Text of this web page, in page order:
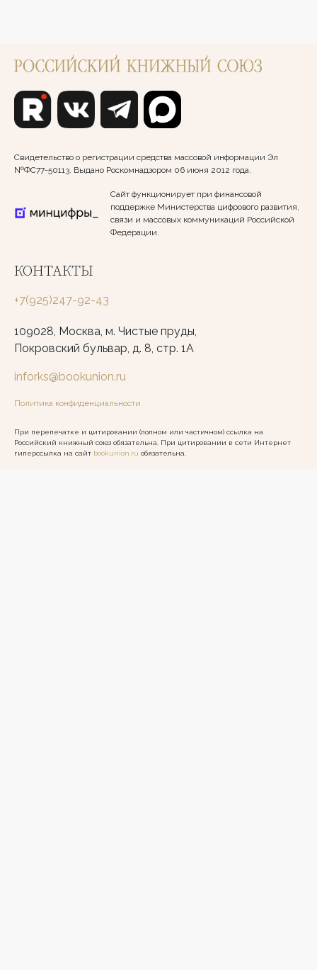
Свидетельство о регистрации средства массовой информации Эл
№ФС77-50113. Выдано Роскомнадзором 06 июня 2012 года.
Сайт функционирует при финансовой
поддержке Министерства цифрового развития,
связи и массовых коммуникаций Российской
Федерации.
КОНТАКТЫ
+7(925)247-92-43
109028, Москва, м. Чистые пруды,
Покровский бульвар, д. 8, стр. 1А
inforks@bookunion.ru
Политика конфиденциальности
При перепечатке и цитировании (полном или частичном) ссылка на
Российский книжный союз обязательна. При цитировании в сети Интернет
гиперссылка на сайт bookunion.ru обязательна.